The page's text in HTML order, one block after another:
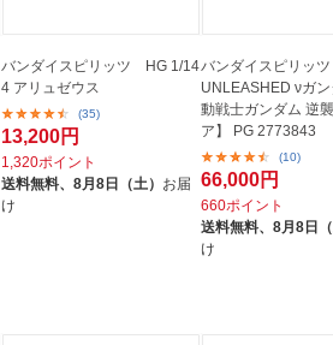
バンダイスピリッツ HG 1/14
4 アリュゼウス
(35)
13,200円
1,320ポイント
送料無料、 8月8日（土） お届
け
バンダイスピリッ
UNLEASHED νガ
動戦士ガンダム 逆
ア】 PG 2773843
(10)
66,000円
660ポイント
送料無料、8月8日（
け